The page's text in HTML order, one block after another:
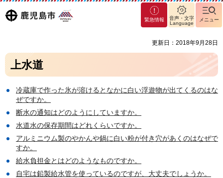
鹿児島
マグ
マシ
緊急情報
音声・文字
Language
メニュー
更新日：2018年9月28日
上水道
冷蔵庫で作った氷が溶けるとなかに白い浮遊物が出てくるのはな
ぜですか。
断水の通知はどのようにしていますか。
水道水の保存期間はどれくらいですか。
アルミニウム製のやかんや鍋に白い粉が付き穴があくのはなぜで
すか。
給水負担金とはどのようなものですか。
自宅は鉛製給水管を使っているのですが、大丈夫でしょうか。